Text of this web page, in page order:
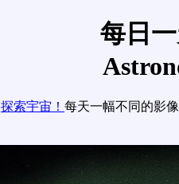
每日
探索宇宙！ 每天一幅不同的影